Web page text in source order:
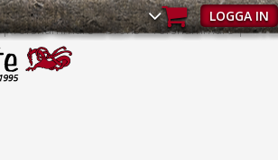
LOGGA IN
Torshammare - Alla hängsmycken/
Torshammare - brons - Torshammare |